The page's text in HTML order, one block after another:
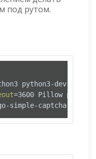
под рутом.
python3-dev
=3600 Pillow
simple-captcha